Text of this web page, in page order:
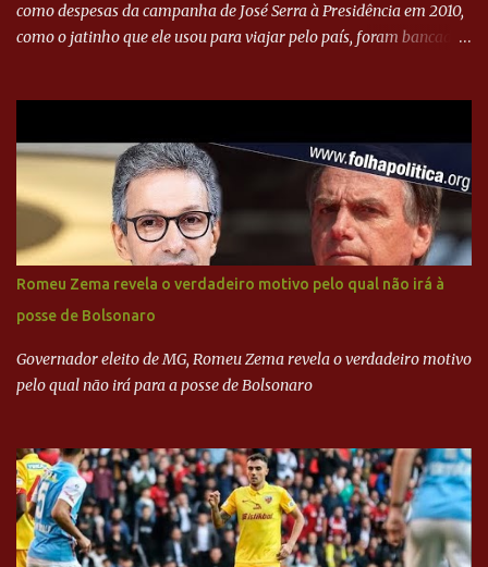
como despesas da campanha de José Serra à Presidência em 2010,
como o jatinho que ele usou para viajar pelo país, foram bancadas
Executiva Nacional do PSDB (Valter Campanato/Agência Brasil) O
texto também põe fim a um mistério: três fontes confirmaram à
revista que o codinome “santo” que aparece em planilhas da
empreiteira refere-se ao governador de São Paulo, Geraldo
Alckmin (PSDB) — nenhum deles, no entanto, disse ter negociado
diretamente com o paulista. Depoimentos mostram como o
dinheiro da Odebrecht bancou a campanha de Serra em 2010 Leia
mais... A Lava Jato chega ao PSDB | VEJA.com
Romeu Zema revela o verdadeiro motivo pelo qual não irá à
posse de Bolsonaro
Governador eleito de MG, Romeu Zema revela o verdadeiro motivo
pelo qual não irá para a posse de Bolsonaro